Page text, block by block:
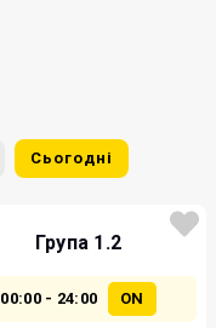
Сьогодні
Група 1.2
00:00 - 24:00 ON